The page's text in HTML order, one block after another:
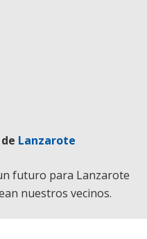
Lanzarote
futuro para Lanzarote
nuestros vecinos.